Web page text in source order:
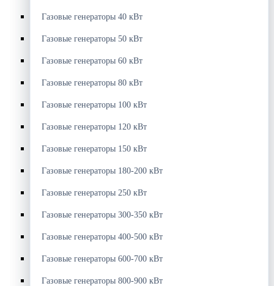
Газовые генераторы 40 кВт
Газовые генераторы 50 кВт
Газовые генераторы 60 кВт
Газовые генераторы 80 кВт
Газовые генераторы 100 кВт
Газовые генераторы 120 кВт
Газовые генераторы 150 кВт
Газовые генераторы 180-200 кВт
Газовые генераторы 250 кВт
Газовые генераторы 300-350 кВт
Газовые генераторы 400-500 кВт
Газовые генераторы 600-700 кВт
Газовые генераторы 800-900 кВт